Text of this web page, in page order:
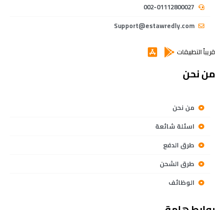
002-01112800027
Support@estawredly.com
قريباً التطبيقات
من نحن
من نحن
اسئلة شائعة
طرق الدفع
طرق الشحن
الوظائف